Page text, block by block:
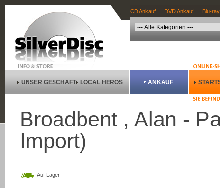
CD Ankauf DVD Ankauf Blu-
UNSER GESCHÄFT LOCAL HEROS ANKAUF
Broadbent , Alan -
Import)
Auf Lager